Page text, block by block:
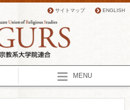
サイトマップ ENGLISH
MENU